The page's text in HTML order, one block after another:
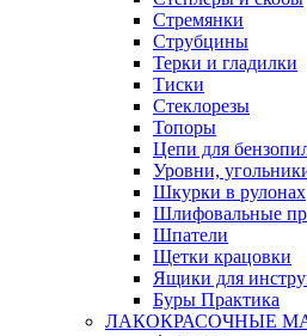
Стремянки
Струбцины
Терки и гладилки
Тиски
Стеклорезы
Топоры
Цепи для
Уровни,
Шкурки в рулонах
Шлифовальные
Шпатели
Щетки крацовки
Ящики для
Буры Практика
ЛАКОКРАСОЧНЫЕ